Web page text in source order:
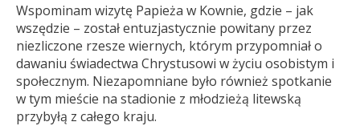
Wspominam wizytę Papieża w Kownie, gdzie – jak
wszędzie – został entuzjastycznie powitany przez
niezliczone rzesze wiernych, którym przypomniał o
dawaniu świadectwa Chrystusowi w życiu osobistym i
społecznym. Niezapomniane było również spotkanie
w tym mieście na stadionie z młodzieżą litewską
przybyłą z całego kraju.